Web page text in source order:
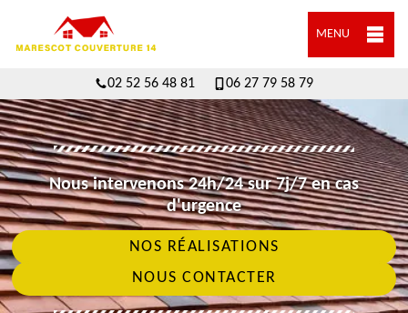
MENU
02 52 56 48 81 06 27 79 58 79
Nous intervenons 24h/24 sur 7j/7 en cas
d'urgence
NOS RÉALISATIONS
NOUS CONTACTER